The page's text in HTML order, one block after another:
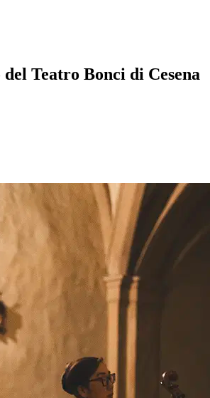
Teatro Bonci di Cesena